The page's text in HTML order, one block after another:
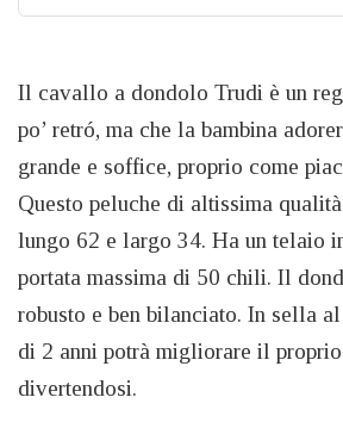
Il cavallo a dondolo Trudi è un
po’ retró, ma che la bambina
grande e soffice, proprio come
Questo peluche di altissima
lungo 62 e largo 34. Ha un telaio
portata massima di 50 chili. Il
robusto e ben bilanciato. In sella
di 2 anni potrà migliorare il
divertendosi.